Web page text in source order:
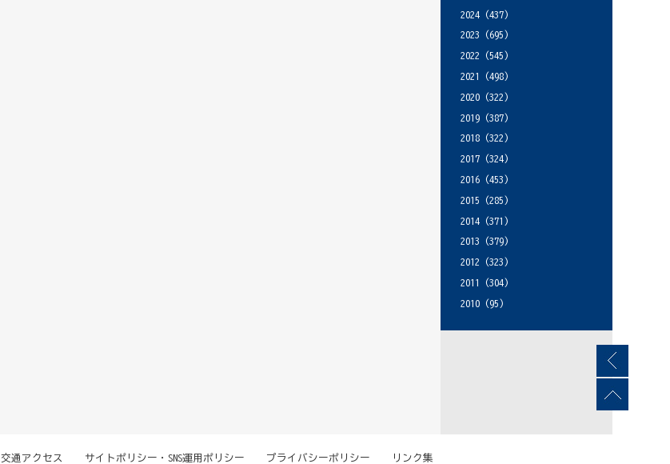
2024 (437)
2023 (695)
2022 (545)
2021
(498)
2020 (322)
2019 (387)
2018 (322)
2017 (324)
2016 (453)
2015 (285)
2014 (371)
2013 (379)
2012 (323)
2011
(304)
2010 (95)
交通アクセス サイトポリシー・SNS運用ポリシー プライバシーポリシー リンク集